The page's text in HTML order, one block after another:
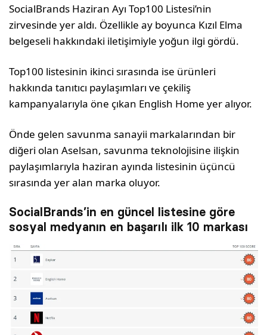
SocialBrands Haziran Ayı Top100 Listesi’nin
zirvesinde yer aldı. Özellikle ay boyunca Kızıl Elma
belgeseli hakkındaki iletişimiyle yoğun ilgi gördü.
Top100 listesinin ikinci sırasında ise ürünleri
hakkında tanıtıcı paylaşımları ve çekiliş
kampanyalarıyla öne çıkan English Home yer alıyor.
Önde gelen savunma sanayii markalarından bir
diğeri olan Aselsan, savunma teknolojisine ilişkin
paylaşımlarıyla haziran ayında listesinin üçüncü
sırasında yer alan marka oluyor.
SocialBrands’in en güncel listesine göre
sosyal medyanın en başarılı ilk 10 markası